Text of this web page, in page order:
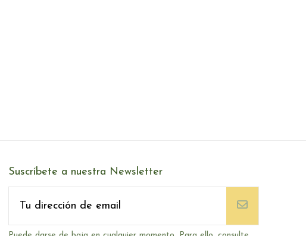
Suscríbete a nuestra Newsletter